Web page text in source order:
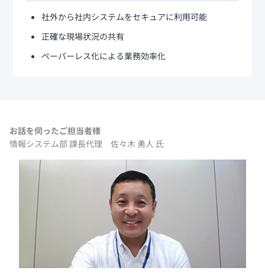
社外から社内システムをセキュアに利用可能
正確な現場状況の共有
ペーパーレス化による業務効率化
お話を伺ったご担当者様
情報システム部 課長代理 佐々木 勇人 氏